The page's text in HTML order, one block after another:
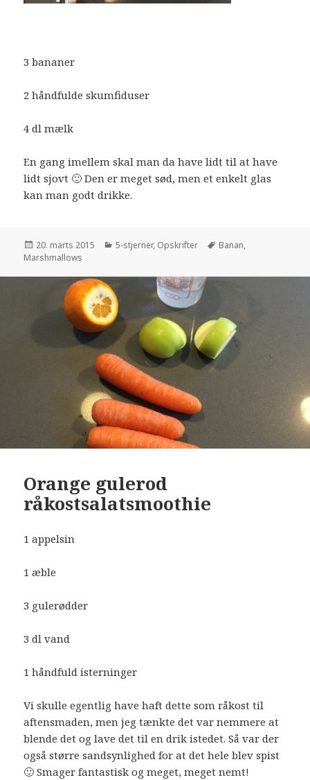
3 bananer
2 håndfulde skumfiduser
4 dl mælk
En gang imellem skal man da have lidt til at have
lidt sjovt 🙂 Den er meget sød, men et enkelt glas
kan man godt drikke.
Udgivet
i
20. marts 2015 Kategorier
5-stjerner, Opskrifter Tags
Banan,
Marshmallows
Orange gulerod
råkostsalatsmoothie
1 appelsin
1 æble
3 gulerødder
3 dl vand
1 håndfuld isterninger
Vi skulle egentlig have haft dette som råkost til
aftensmaden, men jeg tænkte det var nemmere at
blende det og lave det til en drik istedet. Så var der
også større sandsynlighed for at det hele blev spist
🙂 Smager fantastisk og meget, meget nemt!